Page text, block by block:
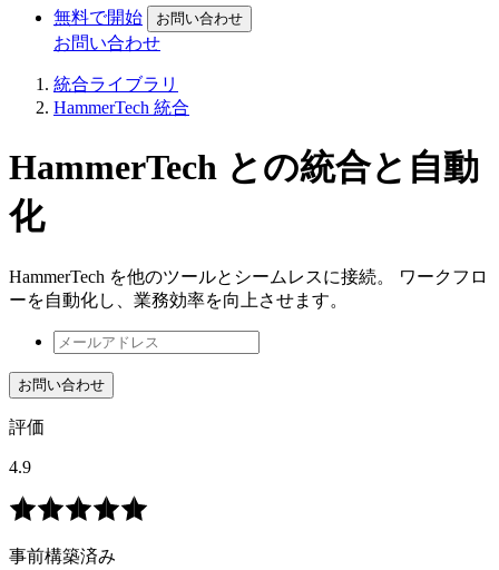
無料で開始 お問い合わせ
お問い合わせ
統合ライブラリ
HammerTech 統合
HammerTech との統合と自動
化
HammerTech を他のツールとシームレスに接続。 ワークフロ
ーを自動化し、業務効率を向上させます。
お問い合わせ
評価
4.9
事前構築済み